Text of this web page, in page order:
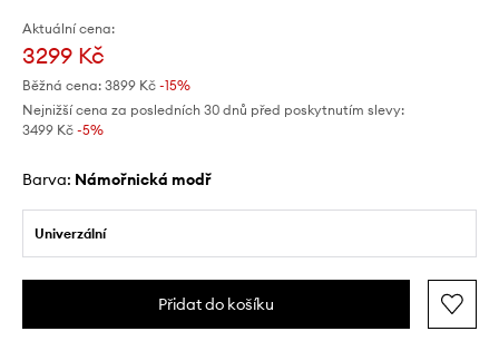
Aktuální cena:
3299 Kč
Běžná cena: 3899 Kč -15%
Nejnižší cena za posledních 30 dnů před poskytnutím slevy:
3499 Kč -5%
Barva: námořnická modř
Univerzální
Přidat do košíku